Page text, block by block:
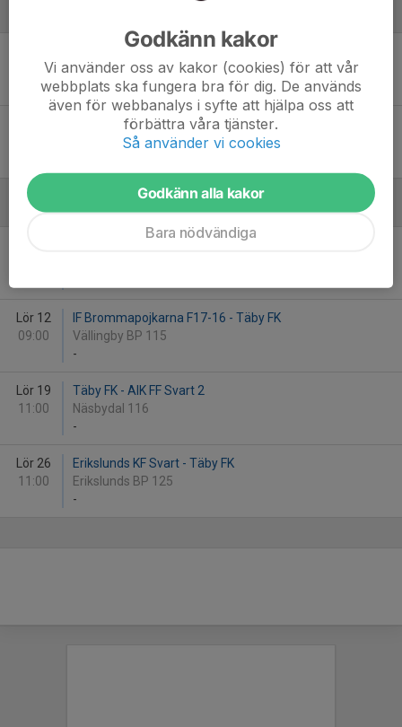
11:00
Täby FK - Bollstanäs SK 3
Näsbydal 116
-
Djurgårdens IF FF 10 Röd - Täby FK
Hjorthagens IP 3
September
Lör 12
09:00
IF Brommapojkarna F17-16 - Täby FK
Vällingby BP 115
-
Lör 19
11:00
Täby FK - AIK FF Svart 2
Näsbydal 116
-
Lör 26
11:00
Erikslunds KF Svart - Täby FK
Erikslunds BP 125
-
Godkänn kakor
Vi använder oss av kakor (cookies) för att vår
webbplats ska fungera bra för dig. De används
även för webbanalys i syfte att hjälpa oss att
förbättra våra tjänster.
Så använder vi cookies
Godkänn alla kakor
Bara nödvändiga